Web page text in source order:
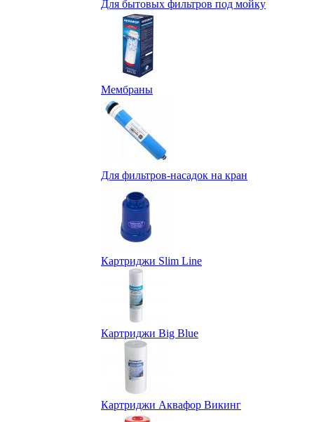
Для бытовых фильтров под мойку
Мембраны
Для фильтров-насадок на кран
Картриджи Slim Line
Картриджи Big Blue
Картриджи Аквафор Викинг